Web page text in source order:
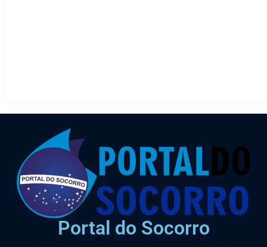
Portal do Socorro